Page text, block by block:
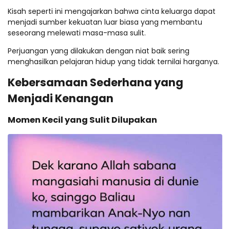
Kisah seperti ini mengajarkan bahwa cinta keluarga dapat
menjadi sumber kekuatan luar biasa yang membantu
seseorang melewati masa-masa sulit.
Perjuangan yang dilakukan dengan niat baik sering
menghasilkan pelajaran hidup yang tidak ternilai harganya.
Kebersamaan Sederhana yang
Menjadi Kenangan
Momen Kecil yang Sulit Dilupakan